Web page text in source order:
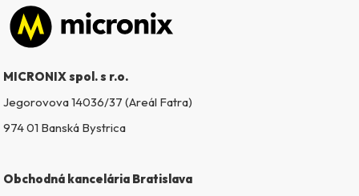
Zápätie
MICRONIX spol. s r.o.
Jegorovova 14036/37 (Areál Fatra)
974 01 Banská Bystrica
Obchodná kancelária Bratislava